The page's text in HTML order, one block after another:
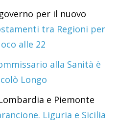
per il nuovo
tra Regioni per
alle 22
alla Sanità è
Longo
e Piemonte
Liguria e Sicilia